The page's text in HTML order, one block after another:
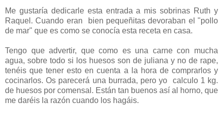
Me gustaría dedicarle esta entrada a mis sobrinas Ruth y
Raquel. Cuando eran bien pequeñitas devoraban el "pollo
de mar" que es como se conocía esta receta en casa.
Tengo que advertir, que como es una carne con mucha
agua, sobre todo si los huesos son de juliana y no de rape,
tenéis que tener esto en cuenta a la hora de comprarlos y
cocinarlos. Os parecerá una burrada, pero yo calculo 1 kg.
de huesos por comensal. Están tan buenos así al horno, que
me daréis la razón cuando los hagáis.